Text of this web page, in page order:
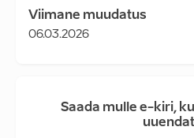
Viimane muudatus
06.03.2026
Saada mulle e-kiri,